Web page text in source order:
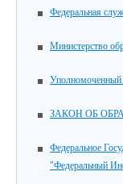
Федеральная
Министерство
Уполномоченный
ЗАКОН ОБ
Федеральное
"Федеральный